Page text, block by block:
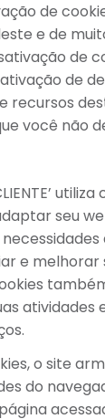
de
e de
de
de
recursos
você não
seu
e melhorar
atividades
o site
do